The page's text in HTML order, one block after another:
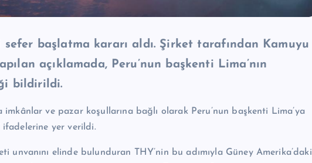
başlatma kararı aldı. Şirket tarafından Kamuyu
açıklamada, Peru’nun başkenti Lima’nın
bildirildi.
imkânlar ve pazar koşullarına bağlı olarak Peru’nun başkenti Lima’ya
ifadelerine yer verildi.
unvanını elinde bulunduran THY’nin bu adımıyla Güney Amerika’daki